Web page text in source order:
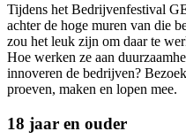
Tijdens het Bedrijvenfestival
achter de hoge muren van die
zou het leuk zijn om daar te
Hoe werken ze aan
innoveren de bedrijven?
proeven, maken en lopen mee.
18 jaar en ouder